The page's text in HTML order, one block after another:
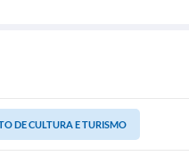
DE CULTURA E TURISMO